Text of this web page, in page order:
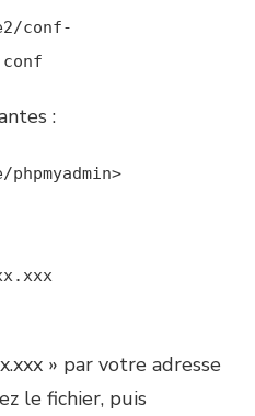
conf-
:
» par votre adresse
le fichier, puis